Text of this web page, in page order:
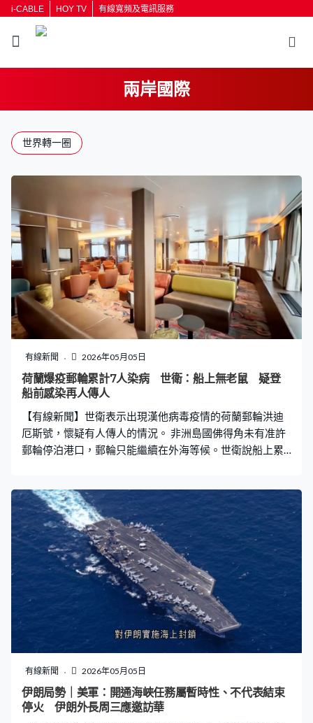
i-CABLE HOY TV 有線寬頻及電訊服務
兩岸國際
世界轉一圈
有線新聞 2026年05月05日
荷蘭爆疫郵輪累計7人染病 世衛：船上無老鼠 疑登
船前感染再人傳人
【有線新聞】世衛表示出現漢他病毒疫情的荷蘭郵輪洪迪
厄斯號，懷疑有人傳人的情況。 非洲島國佛得角未有准許
郵輪停泊港口，郵輪只能繼續在外海等候。世衛說船上累
上無老鼠，懷疑首名患者登船前已染病，之後人傳人。 世
衛強調對公眾的風險仍低，正與有關方面協調，安排郵輪
駛往西班牙的加那利群島泊岸後做流行病學調查，對船隻
徹底消毒並評估乘客風險。
有線新聞 2026年05月05日
伊朗局勢｜美軍：開通海峽任務屬暫時性、不代表結束
停火 伊朗外長周三應邀訪華